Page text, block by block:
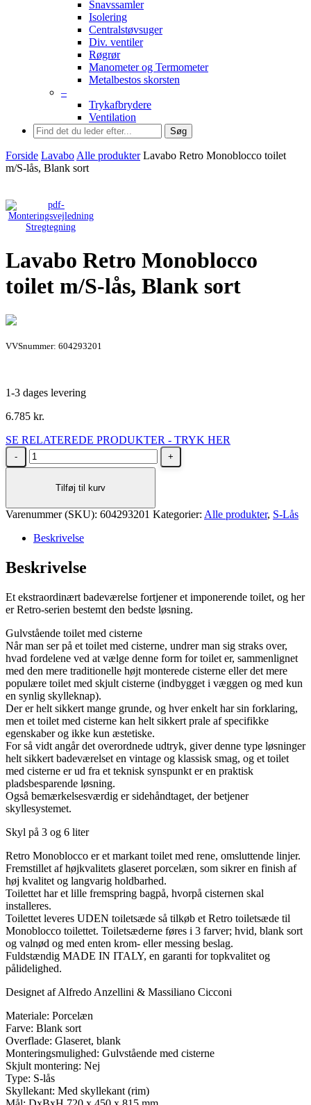
Snavssamler
Isolering
Centralstøvsuger
Div. ventiler
Røgrør
Manometer og Termometer
Metalbestos skorsten
–
Trykafbrydere
Ventilation
Søg
Forside Lavabo Alle produkter Lavabo Retro Monoblocco toilet
m/S-lås, Blank sort
Stregtegning
Lavabo Retro Monoblocco
toilet m/S-lås, Blank sort
VVSnummer: 604293201
1-3 dages levering
6.785 kr.
SE RELATEREDE PRODUKTER - TRYK HER
Lavabo
Retro
lås,
sort
Tilføj til kurv
Varenummer (SKU): 604293201 Kategorier: Alle produkter, S-Lås
Beskrivelse
Beskrivelse
Et ekstraordinært badeværelse fortjener et imponerende toilet, og her
er Retro-serien bestemt den bedste løsning.
Gulvstående toilet med cisterne
Når man ser på et toilet med cisterne, undrer man sig straks over,
hvad fordelene ved at vælge denne form for toilet er, sammenlignet
med den mere traditionelle højt monterede cisterne eller det mere
populære toilet med skjult cisterne (indbygget i væggen og med kun
en synlig skylleknap).
Der er helt sikkert mange grunde, og hver enkelt har sin forklaring,
men et toilet med cisterne kan helt sikkert prale af specifikke
egenskaber og ikke kun æstetiske.
For så vidt angår det overordnede udtryk, giver denne type løsninger
helt sikkert badeværelset en vintage og klassisk smag, og et toilet
med cisterne er ud fra et teknisk synspunkt er en praktisk
pladsbesparende løsning.
Også bemærkelsesværdig er sidehåndtaget, der betjener
skyllesystemet.
Skyl på 3 og 6 liter
Retro Monoblocco er et markant toilet med rene, omsluttende linjer.
Fremstillet af højkvalitets glaseret porcelæn, som sikrer en finish af
høj kvalitet og langvarig holdbarhed.
Toilettet har et lille fremspring bagpå, hvorpå cisternen skal
installeres.
Toilettet leveres UDEN toiletsæde så tilkøb et Retro toiletsæde til
Monoblocco toilettet. Toiletsæderne føres i 3 farver; hvid, blank sort
og valnød og med enten krom- eller messing beslag.
Fuldstændig MADE IN ITALY, en garanti for topkvalitet og
pålidelighed.
Designet af Alfredo Anzellini & Massiliano Cicconi
Materiale: Porcelæn
Farve: Blank sort
Overflade: Glaseret, blank
Monteringsmulighed: Gulvstående med cisterne
Skjult montering: Nej
Type: S-lås
Skyllekant: Med skyllekant (rim)